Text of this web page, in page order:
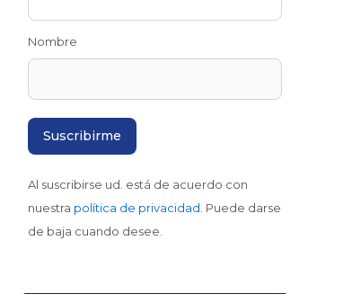
Nombre
Al suscribirse ud. está de acuerdo con
nuestra política de privacidad . Puede darse
de baja cuando desee.